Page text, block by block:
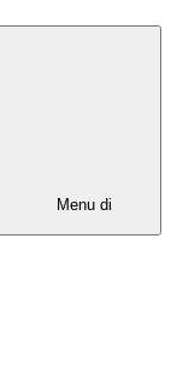
Menu di